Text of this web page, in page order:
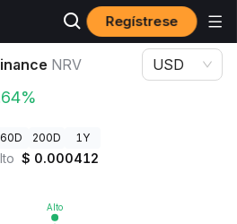
Regístrese
Precio de Nerve Finance NRV
NRV USD
60D 200D 1Y
$ 0.000412